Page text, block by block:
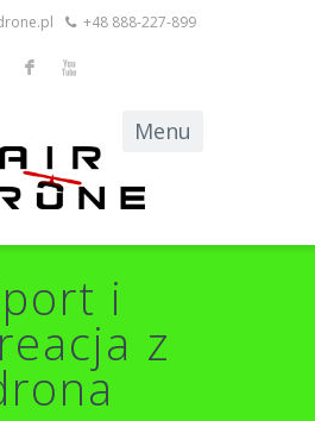
+48 888-227-899
F X
i
z